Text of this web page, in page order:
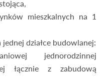
mieszkalnych na 1
działce budowlanej:
jednorodzinnej
łącznie z zabudową